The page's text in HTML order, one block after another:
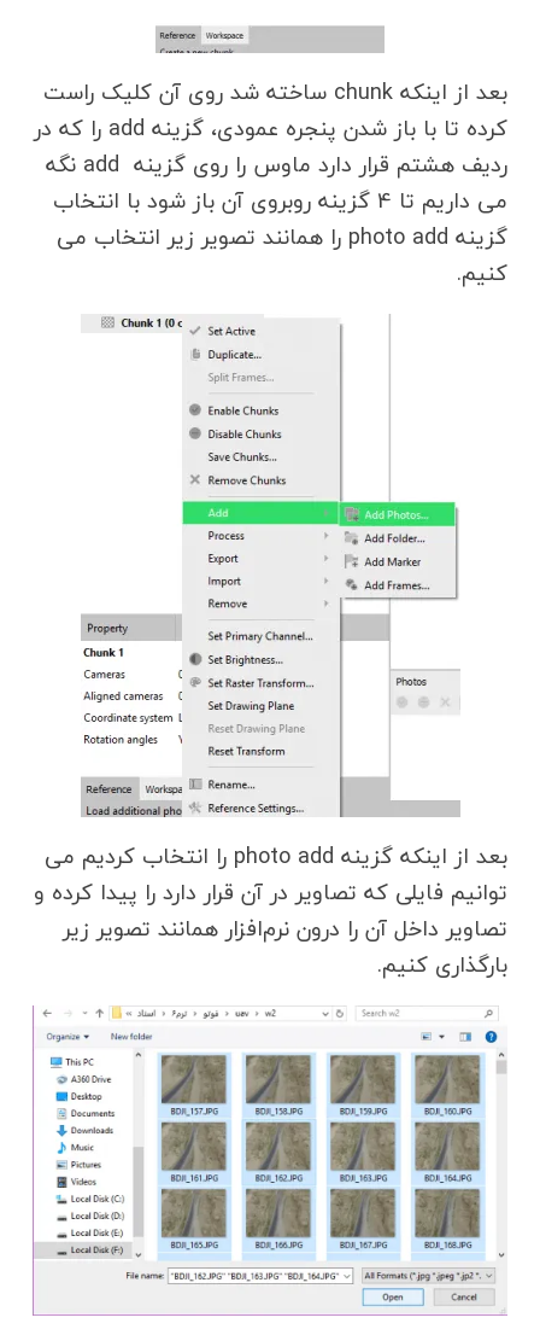
بعد از اینکه chunk ساخته شد روی آن کلیک راست
کرده تا با باز شدن پنجره عمودی، گزینه add را که در
ردیف هشتم قرار دارد ماوس را روی گزینه add نگه
می داریم تا 4 گزینه روبروی آن باز شود با انتخاب
گزینه photo add را همانند تصویر زیر انتخاب می
کنیم.
بعد از اینکه گزینه photo add را انتخاب کردیم می
توانیم فایلی که تصاویر در آن قرار دارد را پیدا کرده و
تصاویر داخل آن را درون نرم‌افزار همانند تصویر زیر
بارگذاری کنیم.